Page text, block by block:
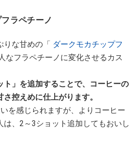
ラペチーノ
な甘めの「
ダークモカチップフ
なフラペチーノに変化させるカス
ト」を追加することで、コーヒーの
控えめに仕上がります。
を感じられますが、よりコーヒー
は、2～3ショット追加してもおいし